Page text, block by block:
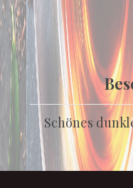
Schönes